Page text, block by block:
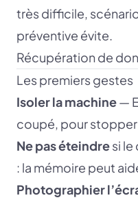
très difficile,
préventive évite.
Récupération de
Les premiers gestes
Isoler la machine—
coupé, pour
Ne pas éteindresi
: la mémoire peut
Photographier